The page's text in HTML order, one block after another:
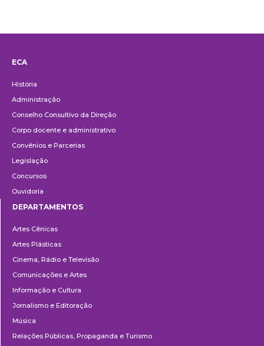
ECA
História
Administração
Conselho Consultivo da Direção
Corpo docente e administrativo
Convênios e Parcerias
Legislação
Concursos
Ouvidoria
DEPARTAMENTOS
Artes Cênicas
Artes Plásticas
Cinema, Rádio e Televisão
Comunicações e Artes
Informação e Cultura
Jornalismo e Editoração
Música
Relações Públicas, Propaganda e Turismo